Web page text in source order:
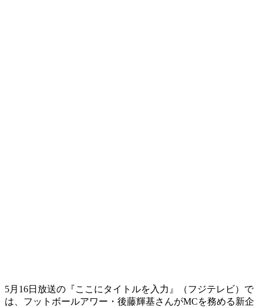
5月16日放送の『ここにタイトルを入力』（フジテレビ）で
は、フットボールアワー・後藤輝基さんがMCを務める新企